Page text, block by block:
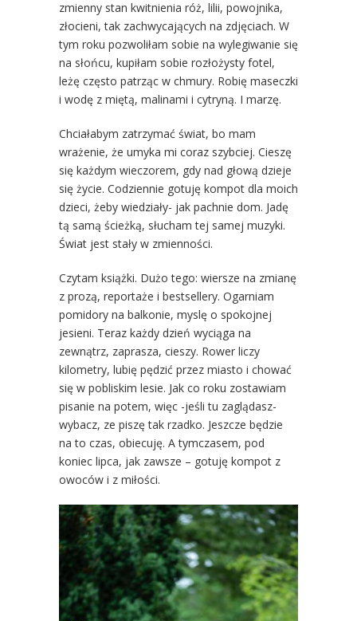
zmienny stan kwitnienia róż, lilii, powojnika,
złocieni, tak zachwycających na zdjęciach. W
tym roku pozwoliłam sobie na wylegiwanie się
na słońcu, kupiłam sobie rozłożysty fotel,
leżę często patrząc w chmury. Robię maseczki
i wodę z miętą, malinami i cytryną. I marzę.
Chciałabym zatrzymać świat, bo mam
wrażenie, że umyka mi coraz szybciej. Cieszę
się każdym wieczorem, gdy nad głową dzieje
się życie. Codziennie gotuję kompot dla moich
dzieci, żeby wiedziały- jak pachnie dom. Jadę
tą samą ścieżką, słucham tej samej muzyki.
Świat jest stały w zmienności.
Czytam książki. Dużo tego: wiersze na zmianę
z prozą, reportaże i bestsellery. Ogarniam
pomidory na balkonie, myslę o spokojnej
jesieni. Teraz każdy dzień wyciąga na
zewnątrz, zaprasza, cieszy. Rower liczy
kilometry, lubię pędzić przez miasto i chować
się w pobliskim lesie. Jak co roku zostawiam
pisanie na potem, więc -jeśli tu zaglądasz-
wybacz, ze piszę tak rzadko. Jeszcze będzie
na to czas, obiecuję. A tymczasem, pod
koniec lipca, jak zawsze – gotuję kompot z
owoców i z miłości.